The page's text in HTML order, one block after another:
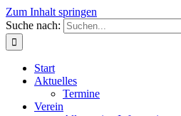
Zum Inhalt springen
Suche nach:
Start
Aktuelles
Termine
Verein